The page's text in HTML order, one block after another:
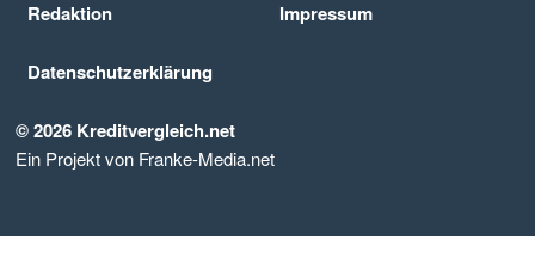
Redaktion Impressum
Datenschutz­erklärung
© 2026 Kreditvergleich.net
Ein Projekt von Franke-Media.net